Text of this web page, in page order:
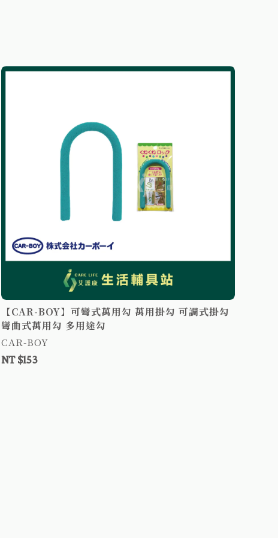
【CAR-BOY】可彎式萬用勾 萬用掛勾 可調式掛勾
彎曲式萬用勾 多用途勾
CAR-BOY
NT $153